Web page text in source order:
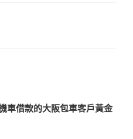
車借款的大阪包車客戶黃金